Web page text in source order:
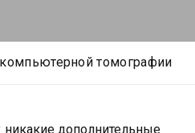
томографии
дополнительные